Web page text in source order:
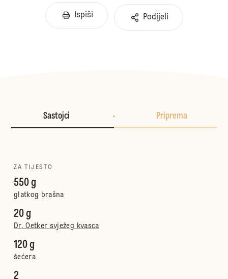
Ispiši Podijeli
Sastojci Priprema
ZA TIJESTO
550 g
glatkog brašna
20 g
Dr. Oetker svježeg kvasca
120 g
šećera
2